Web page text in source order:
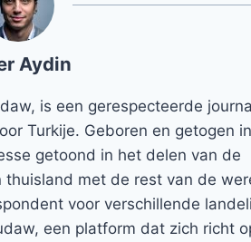
Aydin
is een gerespecteerde
Turkije. Geboren en getogen
getoond in het delen van de
met de rest van de
voor verschillende
een platform dat zich richt